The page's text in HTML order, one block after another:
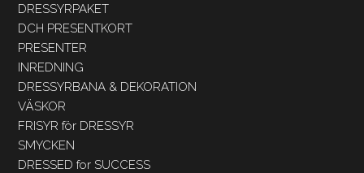
DRESSYRPAKET
DCH PRESENTKORT
PRESENTER
INREDNING
DRESSYRBANA & DEKORATION
VÄSKOR
FRISYR för DRESSYR
SMYCKEN
DRESSED for SUCCESS